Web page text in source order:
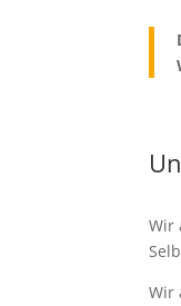
Wir
Wir